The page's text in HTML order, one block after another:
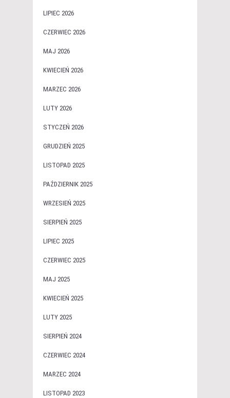
LIPIEC 2026
CZERWIEC 2026
MAJ 2026
KWIECIEŃ 2026
MARZEC 2026
LUTY 2026
STYCZEŃ 2026
GRUDZIEŃ 2025
LISTOPAD 2025
PAŹDZIERNIK 2025
WRZESIEŃ 2025
SIERPIEŃ 2025
LIPIEC 2025
CZERWIEC 2025
MAJ 2025
KWIECIEŃ 2025
LUTY 2025
SIERPIEŃ 2024
CZERWIEC 2024
MARZEC 2024
LISTOPAD 2023